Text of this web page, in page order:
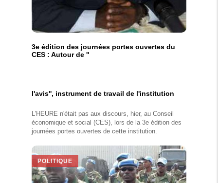
3e édition des journées portes ouvertes du
CES : Autour de ''
l'avis'', instrument de travail de l'institution
L'HEURE n'était pas aux discours, hier, au Conseil
économique et social (CES), lors de la 3e édition des
journées portes ouvertes de cette institution.
POLITIQUE